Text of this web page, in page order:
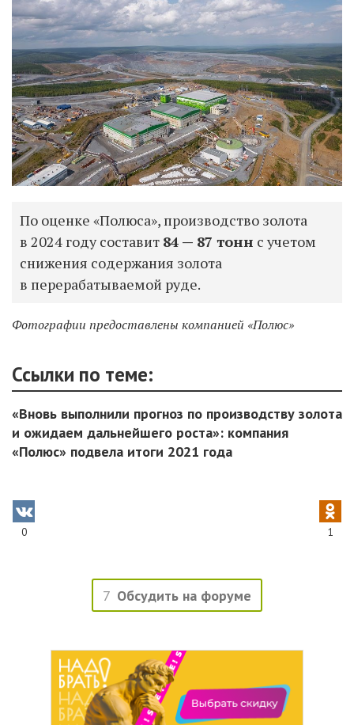
По оценке «Полюса», производство золота
в 2024 году составит 84 — 87 тонн с учетом
снижения содержания золота
в перерабатываемой руде.
Фотографии предоставлены компанией «Полюс»
Ссылки по теме:
«Вновь выполнили прогноз по производству золота
и ожидаем дальнейшего роста»: компания
«Полюс» подвела итоги 2021 года
0 1
7 Обсудить на форуме